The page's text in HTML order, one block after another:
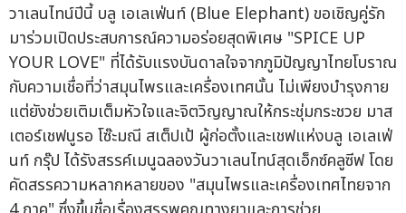
วาเลนไทน์ปีนี้ บลู เอเลเฟ่นท์ (Blue Elephant) ขอเชิญคู่รัก
มาร่วมเปิดประสบการณ์ความอร่อยสุดพิเศษ "SPICE UP
YOUR LOVE" ที่ได้รับแรงบันดาลใจจากภูมิปัญญาไทยโบราณ
กับความเชื่อที่ว่าสมุนไพรและเครื่องเทศนั้น ไม่เพียงบำรุงกาย
แต่ยังช่วยเติมเต็มหัวใจและจิตวิญญาณให้กระชุ่มกระชวย มาส
เตอร์เชฟนูรอ โซ๊ะมณี สเต็ปเป้ ผู้ก่อตั้งและเชฟแห่งบลู เอเลเฟ่
นท์ กรุ๊ป ได้รังสรรค์เมนูฉลองวันวาเลนไทน์สุดเอ็กซ์คลูซีฟ โดย
คัดสรรความหลากหลายของ "สมุนไพรและเครื่องเทศไทยจาก